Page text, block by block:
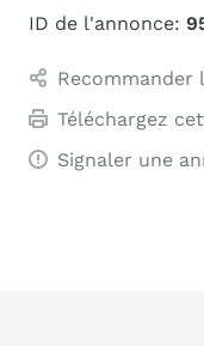
ID de l'annonce:
Recommander
Téléchargez
Signaler une